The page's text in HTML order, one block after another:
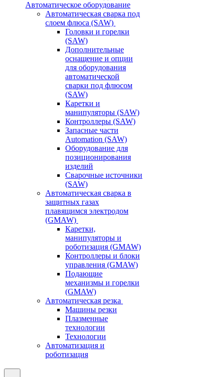
Автоматическое оборудование
Автоматическая сварка под
слоем флюса (SAW)
Головки и горелки
(SAW)
Дополнительные
оснащение и опции
для оборудования
автоматической
сварки под флюсом
(SAW)
Каретки и
манипуляторы (SAW)
Контроллеры (SAW)
Запасные части
Automation (SAW)
Оборудование для
позиционирования
изделий
Сварочные источники
(SAW)
Автоматическая сварка в
защитных газах
плавящимся электродом
(GMAW)
Каретки,
манипуляторы и
роботизация (GMAW)
Контроллеры и блоки
управления (GMAW)
Подающие
механизмы и горелки
(GMAW)
Автоматическая резка
Машины резки
Плазменные
технологии
Технологии
Автоматизация и
роботизация